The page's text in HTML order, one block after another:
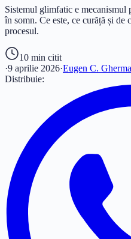
Sistemul glimfatic e mecanismul
în somn. Ce este, ce curăță și de
procesul.
10 min citit
·9 aprilie 2026·Eugen C.
Distribuie: